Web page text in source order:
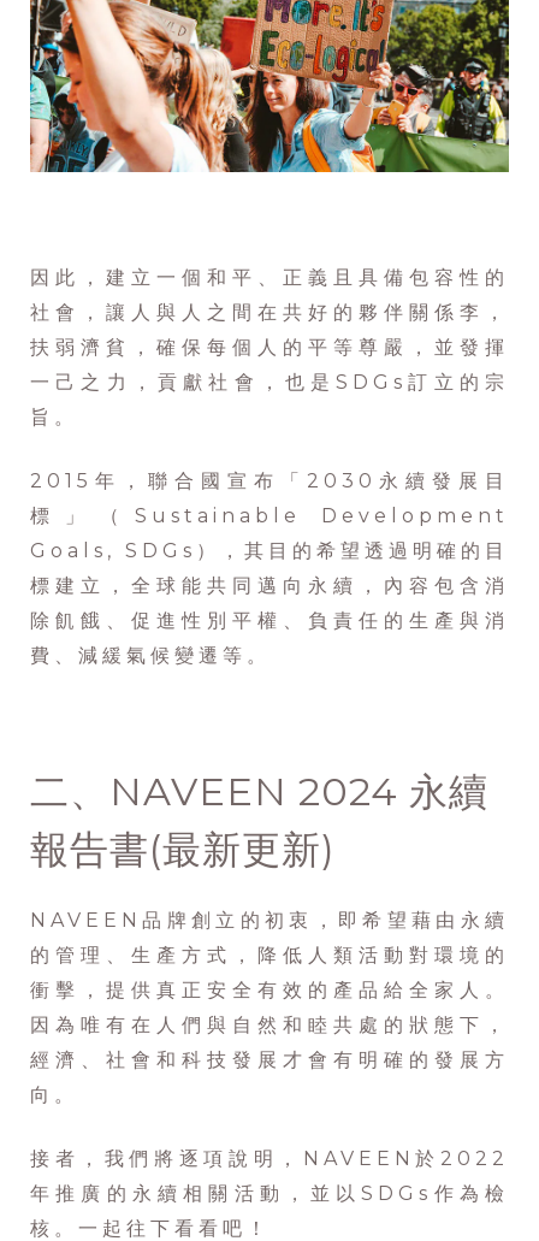
因此，建立一個和平、正義且具備包容性的
社會，讓人與人之間在共好的夥伴關係李，
扶弱濟貧，確保每個人的平等尊嚴，並發揮
一己之力，貢獻社會，也是SDGs訂立的宗
旨。
2015年，聯合國宣布「2030永續發展目
標」（Sustainable Development
Goals, SDGs），其目的希望透過明確的目
標建立，全球能共同邁向永續，內容包含消
除飢餓、促進性別平權、負責任的生產與消
費、減緩氣候變遷等。
二、NAVEEN 2024 永續
報告書(最新更新)
NAVEEN品牌創立的初衷，即希望藉由永續
的管理、生產方式，降低人類活動對環境的
衝擊，提供真正安全有效的產品給全家人。
因為唯有在人們與自然和睦共處的狀態下，
經濟、社會和科技發展才會有明確的發展方
向。
接者，我們將逐項說明，NAVEEN於2022
年推廣的永續相關活動，並以SDGs作為檢
核。一起往下看看吧！